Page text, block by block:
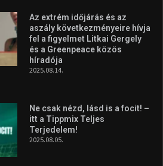
Az extrém időjárás és az
aszály következményeire hívja
fel a figyelmet Litkai Gergely
és a Greenpeace közös
híradója
2025.08.14.
Ne csak nézd, lásd is a focit! –
itt a Tippmix Teljes
Terjedelem!
2025.08.05.